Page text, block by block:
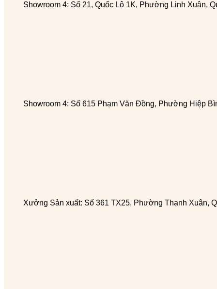
Showroom 4: Số 21, Quốc Lộ 1K, Phường Linh Xuân,
Showroom 4: Số 615 Phạm Văn Đồng, Phường Hiệp
Xưởng Sản xuất: Số 361 TX25, Phường Thạnh Xuân,